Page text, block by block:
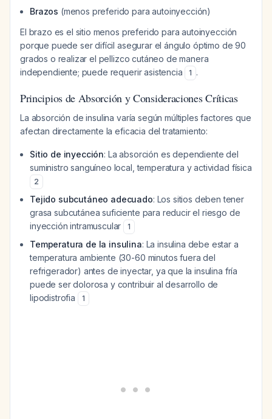
Brazos (menos preferido para autoinyección)
El brazo es el sitio menos preferido para autoinyección
porque puede ser difícil asegurar el ángulo óptimo de 90
grados o realizar el pellizco cutáneo de manera
independiente; puede requerir asistencia
1 .
Principios de Absorción y Consideraciones Críticas
La absorción de insulina varía según múltiples factores que
afectan directamente la eficacia del tratamiento:
Sitio de inyección: La absorción es dependiente del
suministro sanguíneo local, temperatura y actividad física
2
Tejido subcutáneo adecuado: Los sitios deben tener
grasa subcutánea suficiente para reducir el riesgo de
inyección intramuscular
1
Temperatura de la insulina: La insulina debe estar a
temperatura ambiente (30-60 minutos fuera del
refrigerador) antes de inyectar, ya que la insulina fría
puede ser dolorosa y contribuir al desarrollo de
lipodistrofia
1